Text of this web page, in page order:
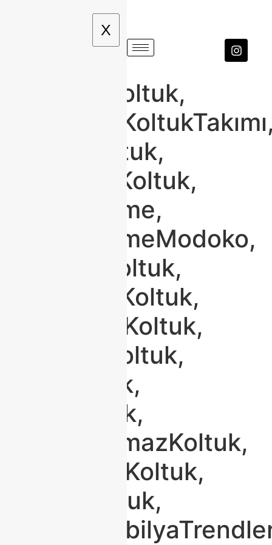
X
ModokoKoltuk,
#KöşeKoltuk,
#ModernKoltuk,
#Classhome,
#ClasshomeModoko,
#KadifeKoltuk,
#ChesterKoltuk,
#ModülerKoltuk,
#YataklıKoltuk,
#GriKoltuk,
#BejKoltuk,
#LekeTutmazKoltuk,
#KonforluKoltuk,
#LüksKoltuk,